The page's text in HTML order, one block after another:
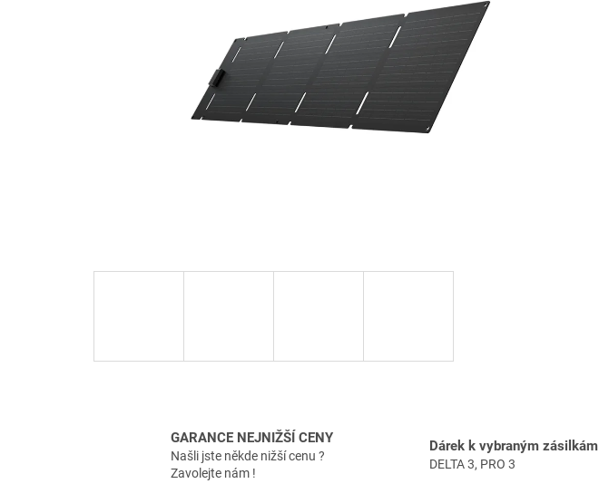
GARANCE NEJNIŽŠÍ CENY
Našli jste někde nižší cenu ?
Zavolejte nám !
Dárek k vybraným zásilkám
DELTA 3, PRO 3